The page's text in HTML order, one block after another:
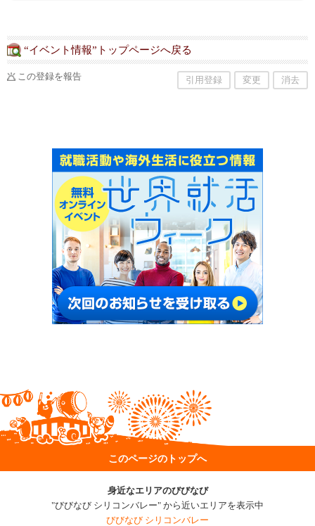
“イベント情報”トップページへ戻る
この登録を報告 引用登録 変更 消去
このページのトップへ
身近なエリアのびびなび
"びびなび シリコンバレー" から近いエリアを表示中
びびなび シリコンバレー